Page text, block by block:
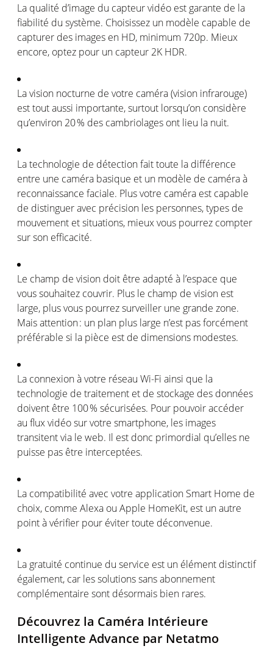
La qualité d’image du capteurvidéo est garante de la
fiabilité du système. Choisissez un modèle capable de
capturer des images en HD, minimum 720p. Mieux
encore, optez pour un capteur 2K HDR.
La vision nocturne de votre caméra(vision infrarouge)
esttoutaussi importante, surtout lorsqu’on considère
qu’environ 20 % des cambriolages ont lieu la nuit.
Latechnologie de détectionfait toute la différence
entre une caméra basique et un modèle de caméraà
reconnaissance faciale. Plusvotre caméra est capable
de distingueravec précision les personnes, types de
mouvement et situations, mieuxvous pourrez compter
sur son efficacité.
Le champ de vision doit être adapté à l’espace que
voussouhaitez couvrir. Plus le champ de vision est
large, plusvous pourrezsurveiller une grande zone.
Maisattention : un plan plus large n’est pasforcément
préférable si la pièce est de dimensions modestes.
La connexionàvotre réseau Wi-Fi ainsi que la
technologie de traitement et de stockage des données
doivent être 100 % sécurisées. Pour pouvoiraccéder
au fluxvidéosurvotre smartphone, les images
transitentvia le web. Il est donc primordial qu’elles ne
puisse pas être interceptées.
La compatibilité avec votre application Smart Home de
choix, comme Alexa ou Apple HomeKit, est unautre
point àvérifier pour évitertoute déconvenue.
La gratuité continue du service est un élément distinctif
également, car les solutions sans abonnement
complémentaire sont désormais bien rares.
Découvrez la Caméra Intérieure
Intelligente Advance par Netatmo